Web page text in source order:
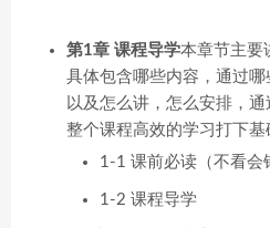
第1章 课程导学本章节主要
具体包含哪些内容，通过哪
以及怎么讲，怎么安排，
整个课程高效的学习打下基
1-1 课前必读（不看会
1-2 课程导学